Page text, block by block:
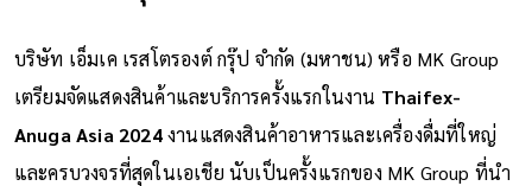
บริษัท เอ็มเค เรสโตรองต์ กรุ๊ป จำกัด (มหาชน) หรือ MK Group
เตรียมจัดแสดงสินค้าและบริการครั้งแรกในงาน Thaifex-
Anuga Asia 2024งานแสดงสินค้าอาหารและเครื่องดื่มที่ใหญ่
และครบวงจรที่สุดในเอเชีย นับเป็นครั้งแรกของ MK Group ที่นำ